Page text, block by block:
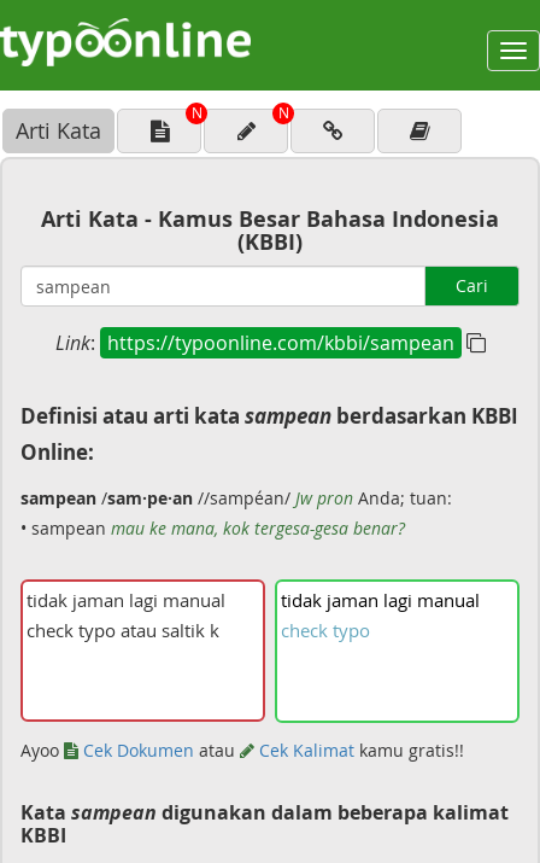
Arti Kata
N N
Arti Kata - Kamus Besar Bahasa Indonesia
(KBBI)
Cari
Link: https://typoonline.com/kbbi/sampean
Definisi atau arti kata sampean berdasarkan KBBI
Online:
sampean /sam·pe·an //sampéan/ Jw pron Anda; tuan:
• sampean mau ke mana, kok tergesa-gesa benar?
tidak jaman lagi manual
check typo
Ayoo Cek Dokumen atau Cek Kalimat kamu gratis!!
Kata sampean digunakan dalam beberapa kalimat
KBBI